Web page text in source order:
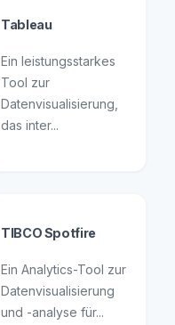
Tableau
Ein leistungsstarkes
Tool zur
Datenvisualisierung,
das inter...
TIBCO Spotfire
Ein Analytics-Tool zur
Datenvisualisierung
und -analyse für...